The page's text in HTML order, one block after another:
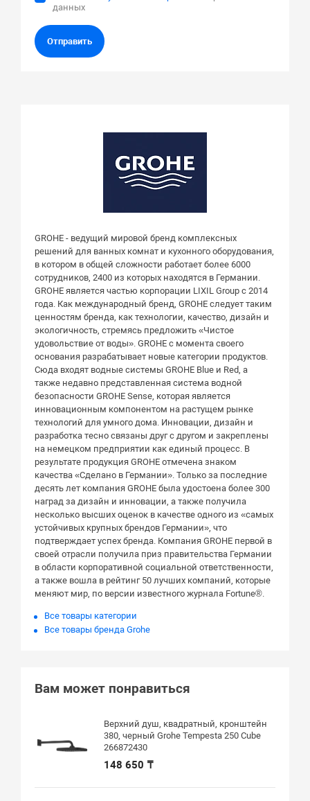
данных
Отправить
GROHE - ведущий мировой бренд комплексных
решений для ванных комнат и кухонного оборудования,
в котором в общей сложности работает более 6000
сотрудников, 2400 из которых находятся в Германии.
GROHE является частью корпорации LIXIL Group с 2014
года. Как международный бренд, GROHE следует таким
ценностям бренда, как технологии, качество, дизайн и
экологичность, стремясь предложить «Чистое
удовольствие от воды». GROHE с момента своего
основания разрабатывает новые категории продуктов.
Сюда входят водные системы GROHE Blue и Red, а
также недавно представленная система водной
безопасности GROHE Sense, которая является
инновационным компонентом на растущем рынке
технологий для умного дома. Инновации, дизайн и
разработка тесно связаны друг с другом и закреплены
на немецком предприятии как единый процесс. В
результате продукция GROHE отмечена знаком
качества «Сделано в Германии». Только за последние
десять лет компания GROHE была удостоена более 300
наград за дизайн и инновации, а также получила
несколько высших оценок в качестве одного из «самых
устойчивых крупных брендов Германии», что
подтверждает успех бренда. Компания GROHE первой в
своей отрасли получила приз правительства Германии
в области корпоративной социальной ответственности,
а также вошла в рейтинг 50 лучших компаний, которые
меняют мир, по версии известного журнала Fortune®.
Все товары категории
Все товары бренда Grohe
Вам может понравиться
Верхний душ, квадратный, кронштейн
380, черный Grohe Tempesta 250 Cube
266872430
148 650 ₸